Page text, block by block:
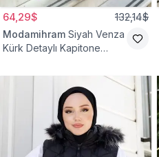
64,29$ 132,14$
Modamihram Siyah Venza
Kürk Detaylı Kapitone